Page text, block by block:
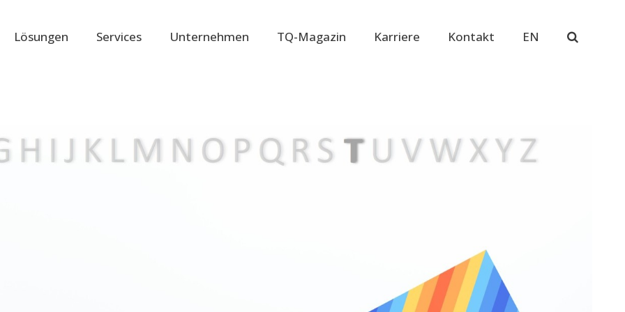
Lösungen Services Unternehmen TQ-Magazin Karriere Kontakt EN